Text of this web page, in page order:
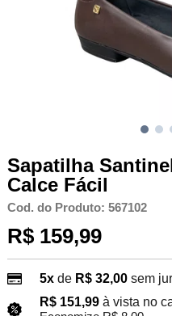
Sapatilha
Calce Fácil
Cod. do Produto: 567102
R$ 159,99
5xde R$ 32,00 sem
R$ 151,99 à vista no